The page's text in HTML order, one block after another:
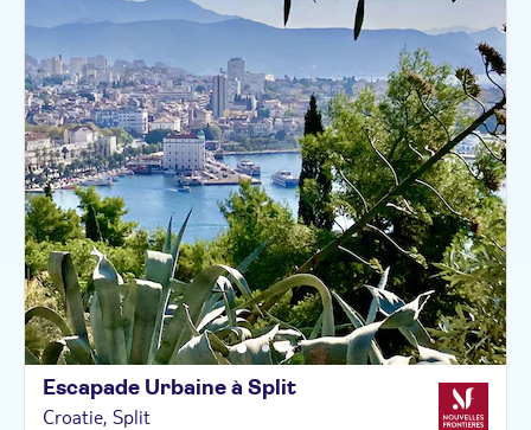
Escapade Urbaine à Split
Croatie, Split